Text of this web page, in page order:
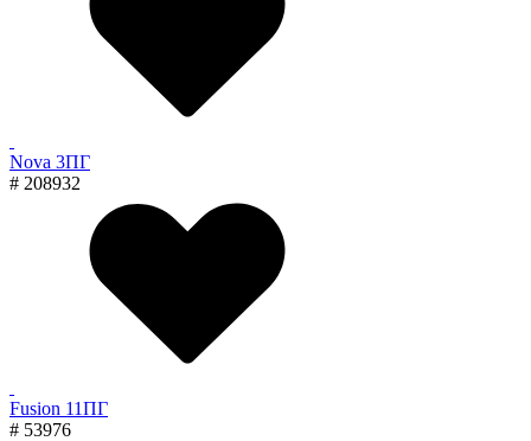
Nova 3ПГ
# 208932
Fusion 11ПГ
# 53976